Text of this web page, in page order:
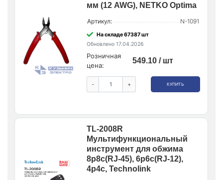
мм (12 AWG), NETKO Optima
Артикул: N-1091
На складе 67387 шт
Обновлено 17.04.2026
Розничная
цена:
549.10 / шт
- + КУПИТЬ
TL-2008R
Мультифункциональный
инструмент для обжима
8p8c(RJ-45), 6p6c(RJ-12),
4p4c, Technolink